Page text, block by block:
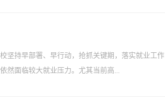
坚持早部署、早行动，抢抓关键期，落实就业工作
然面临较大就业压力。尤其当前高...